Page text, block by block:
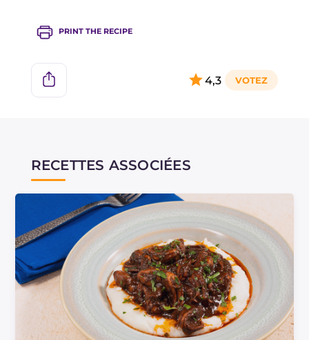
PRINT THE RECIPE
4,3
RECETTES ASSOCIÉES